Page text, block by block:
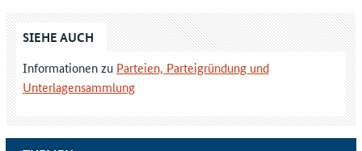
werden können
eine Versicherung an Eides statt bezüglich der
Versammlung zur Aufstellung des Wahlvorschlages
seitens der Versammlungsleitung und zwei von der
Teilnehmern
SIEHE AUCH
Informationen zu Parteien, Parteigründung und
Unterlagensammlung